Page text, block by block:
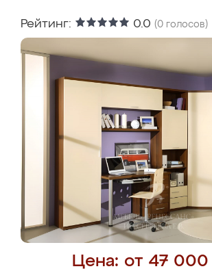
Рейтинг: 0.0 (0 голосов)
Цена: от 47